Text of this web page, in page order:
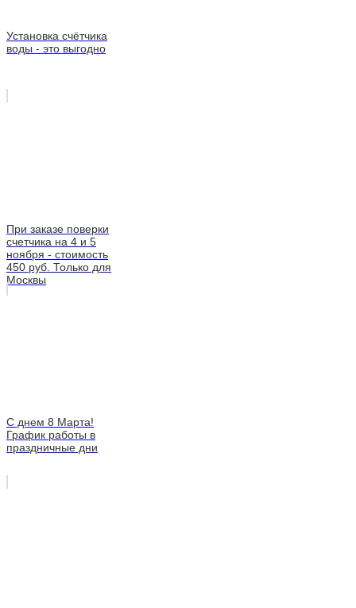
Установка счётчика
воды - это выгодно
При заказе поверки
счетчика на 4 и 5
ноября - стоимость
450 руб. Только для
Москвы
C днем 8 Марта!
График работы в
праздничные дни